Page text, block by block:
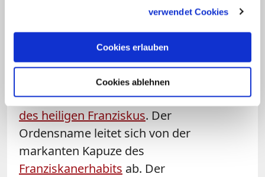
verwendet Cookies
Cookies erlauben
Cookies ablehnen
Die Kapuziner (lateinisch Ordo Fratrum
ein franziskanischer Bettelorden. Er
bildet neben den Franziskanern (OFM)
und den Minoriten (OFMConv) einen der
drei großen Zweigedes ersten Ordens
des heiligen Franziskus. Der
Ordensname leitet sich von der
markanten Kapuze des
Franziskanerhabits ab. Der